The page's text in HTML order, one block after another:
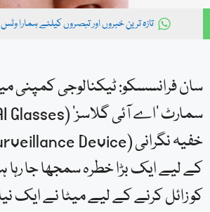
تازہ ترین خبروں اور تبصروں کیلئے ہمارا
کے لیے ایک بڑا خطرہ سمجھا جا رہا
کو زائل کرنے کے لیے میٹا نے ایک